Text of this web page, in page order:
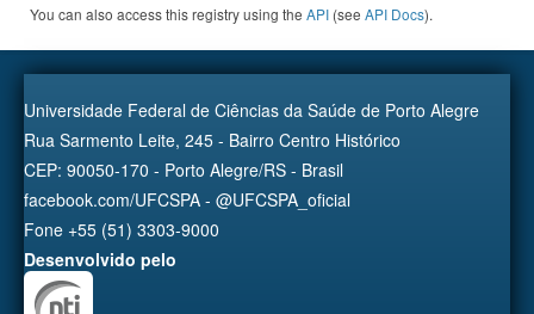
You can also access this registry using the API (see API Docs).
Universidade Federal de Ciências da Saúde de Porto Alegre
Rua Sarmento Leite, 245 - Bairro Centro Histórico
CEP: 90050-170 - Porto Alegre/RS - Brasil
facebook.com/UFCSPA - @UFCSPA_oficial
Fone +55 (51) 3303-9000
Desenvolvido pelo